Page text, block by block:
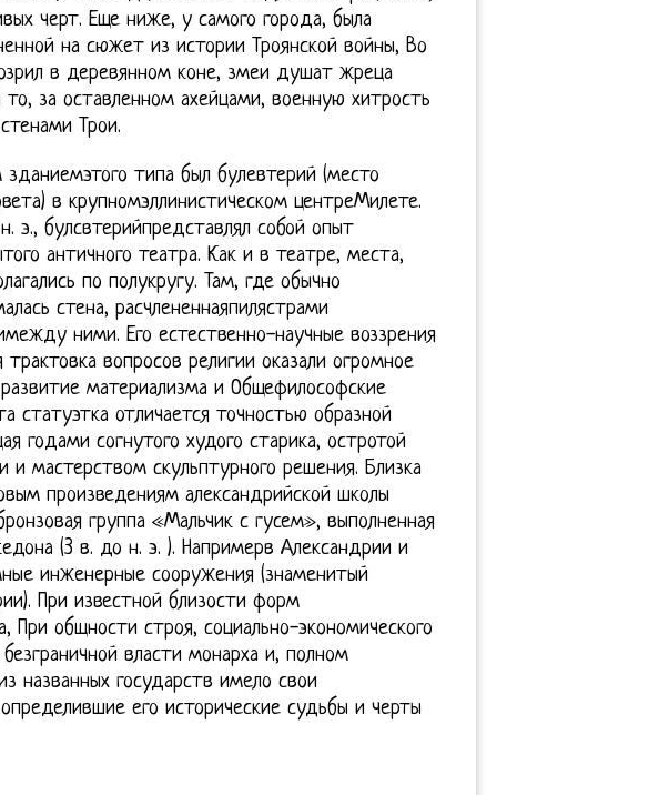
черт. Еще ниже, у самого города, была
на сюжет из истории Троянской войны, Во
в деревянном коне, змеи душат жреца
за оставленном ахейцами, военную хитрость
Трои.
типа был булевтерий (место
в крупномэллинистическом центреМилете.
э., булсвтерийпредставлял собой опыт
античного театра. Как и в театре, места,
по полукругу. Там, где обычно
стена, расчлененнаяпилястрами
ними. Его естественно-научные воззрения
вопросов религии оказали огромное
материализма и Общефилософские
статуэтка отличается точностью образной
годами согнутого худого старика, остротой
и мастерством скульптурного решения. Близка
произведениям александрийской школы
группа «Мальчик с гусем», выполненная
(3 в. до н. э. ). Напримерв Александрии и
инженерные сооружения (знаменитый
При известной близости форм
При общности строя, социально-экономического
власти монарха и, полном
названных государств имело свои
его исторические судьбы и черты